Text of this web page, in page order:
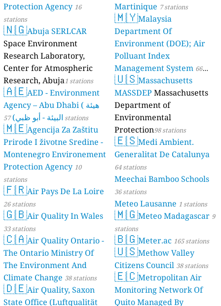
Protection Agency 16
stations
🇳🇬Abuja SERLCAR
Space Environment
Research Laboratory,
Center for Atmospheric
Research, Abuja1 stations
🇦🇪AED - Environment
Agency – Abu Dhabi ( هيئة
البيئة - أبو ظبي) 57 stations
🇲🇪Agencija Za Zaštitu
Prirode I životne Sredine -
Montenegro Environement
Protection Agency 10
stations
🇫🇷Air Pays De La Loire
26 stations
🇬🇧Air Quality In Wales
33 stations
🇨🇦Air Quality Ontario -
The Ontario Ministry Of
The Environment And
Climate Change 38 stations
🇩🇪Air Quality, Saxon
State Office (Luftqualität
Martinique 7 stations
🇲🇾Malaysia
Department Of
Environment (DOE); Air
Polluant Index
Management System 66
stations
🇺🇸Massachusetts
MASSDEP Massachusetts
Department of
Environmental
Protection98 stations
🇪🇸Medi Ambient.
Generalitat De Catalunya
64 stations
Meechai Bamboo Schools
36 stations
Meteo Lausanne 1 stations
🇲🇬Meteo Madagascar 9
stations
🇧🇬Meter.ac 165 stations
🇺🇸Methow Valley
Citizens Council 38 stations
🇪🇨Metropolitan Air
Monitoring Network Of
Quito Managed By